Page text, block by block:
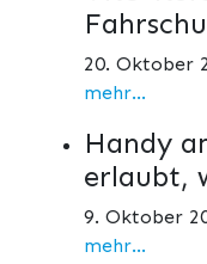
20. Oktober
mehr...
Handy
erlaubt,
9. Oktober
mehr...